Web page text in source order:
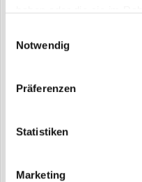
Notwendig
Präferenzen
Statistiken
Marketing